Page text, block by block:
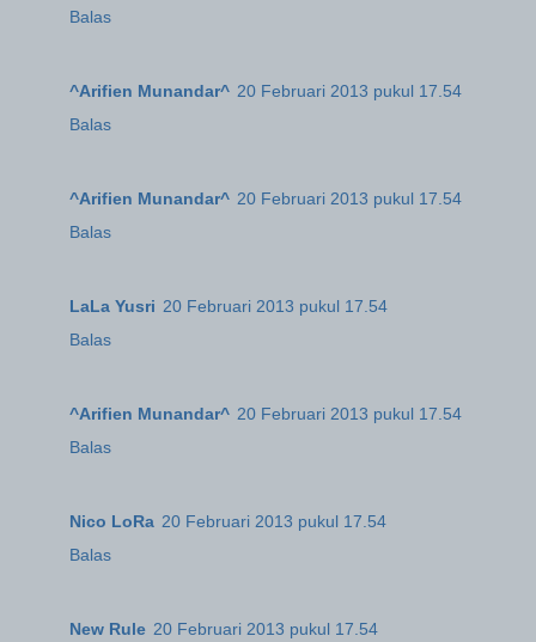
Balas
^Arifien Munandar^ 20 Februari 2013 pukul 17.54
Balas
^Arifien Munandar^ 20 Februari 2013 pukul 17.54
Balas
LaLa Yusri 20 Februari 2013 pukul 17.54
Balas
^Arifien Munandar^ 20 Februari 2013 pukul 17.54
Balas
Nico LoRa 20 Februari 2013 pukul 17.54
Balas
New Rule 20 Februari 2013 pukul 17.54